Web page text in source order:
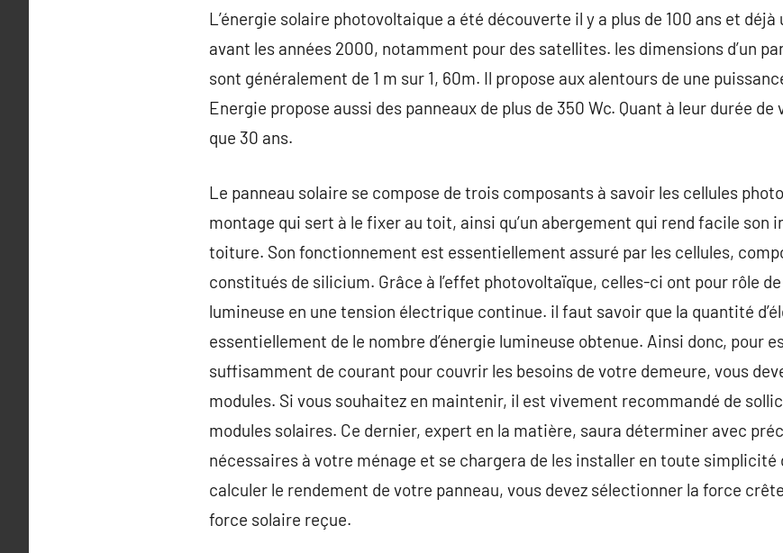
L’énergie solaire photovoltaique a été découverte il y a plus de 100 ans et
avant les années 2000, notamment pour des satellites. les dimensions d’un
sont généralement de 1 m sur 1, 60m. Il propose aux alentours de une
Energie propose aussi des panneaux de plus de 350 Wc. Quant à leur durée
que 30 ans.
Le panneau solaire se compose de trois composants à savoir les cellules
montage qui sert à le fixer au toit, ainsi qu’un abergement qui rend facile son
toiture. Son fonctionnement est essentiellement assuré par les cellules,
constitués de silicium. Grâce à l’effet photovoltaïque, celles-ci ont pour rôle
lumineuse en une tension électrique continue. il faut savoir que la quantité
essentiellement de le nombre d’énergie lumineuse obtenue. Ainsi donc, pour
suffisamment de courant pour couvrir les besoins de votre demeure, vous
modules. Si vous souhaitez en maintenir, il est vivement recommandé de
modules solaires. Ce dernier, expert en la matière, saura déterminer avec
nécessaires à votre ménage et se chargera de les installer en toute
calculer le rendement de votre panneau, vous devez sélectionner la force
force solaire reçue.